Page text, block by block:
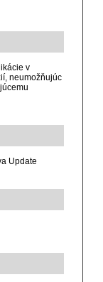
v
neumožňujúc
Update